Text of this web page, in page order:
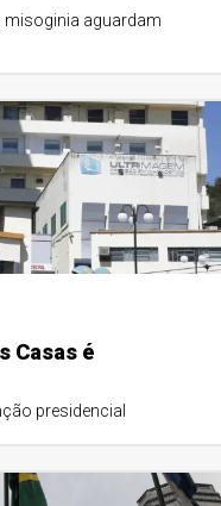
misoginia aguardam
Casas é
presidencial